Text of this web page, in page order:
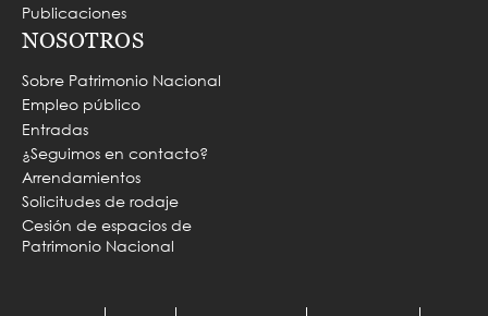
Publicaciones
NOSOTROS
Sobre Patrimonio Nacional
Empleo público
Entradas
¿Seguimos en contacto?
Arrendamientos
Solicitudes de rodaje
Cesión de espacios de
Patrimonio Nacional